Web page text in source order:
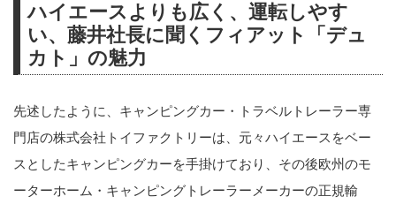
ハイエースよりも広く、運転しやす
い、藤井社長に聞くフィアット「デュ
カト」の魅力
先述したように、キャンピングカー・トラベルトレーラー専
門店の株式会社トイファクトリーは、元々ハイエースをベー
スとしたキャンピングカーを手掛けており、その後欧州のモ
ーターホーム・キャンピングトレーラーメーカーの正規輸